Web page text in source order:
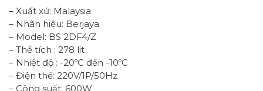
– Xuất xứ: Malaysia
– Nhãn hiệu: Berjaya
– Model: BS 2DF4/Z
– Thể tích : 278 lit
– Nhiệt độ : -20ºC đến -10ºC
– Điện thế: 220V/1P/50Hz
– Công suất: 600W